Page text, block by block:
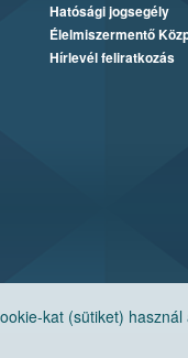
kat (sütiket)
Hatósági jogsegély
Élelmiszermentő
Hírlevél feliratkozás